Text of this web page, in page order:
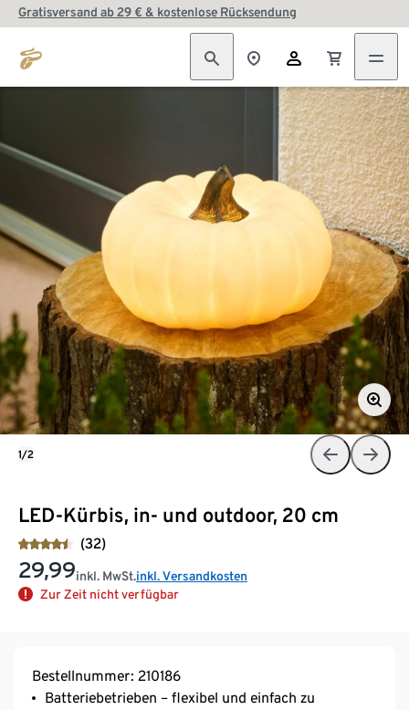
Gratisversand ab 29 € & kostenlose Rücksendung
LED-Kürbis, in- und outdoor, 20 cm
(32)
29,99inkl. MwSt.inkl. Versandkosten
Zur Zeit nicht verfügbar
1/2
Bestellnummer: 210186
Batteriebetrieben – flexibel und einfach zu